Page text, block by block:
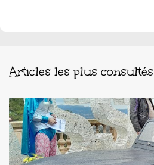
Articles les plus consultés